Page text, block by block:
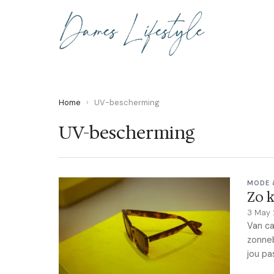
Home › UV-bescherming
UV-bescherming
MODE
Zo
3 May
Van
jou